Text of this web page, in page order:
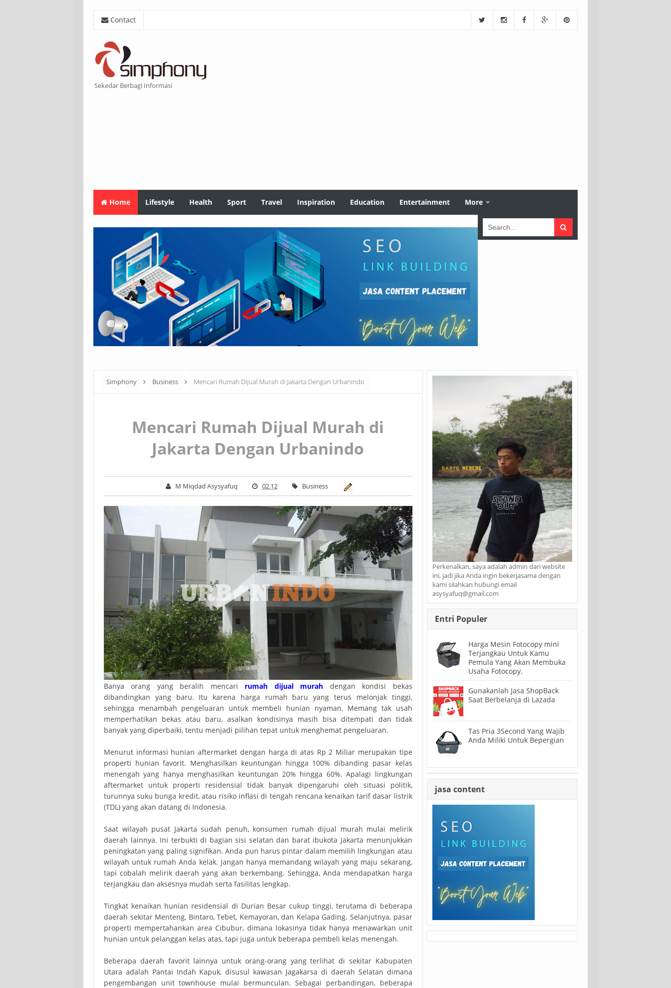
Contact
Sekedar Berbagi Informasi
Home Lifestyle Health Sport Travel Inspiration Education Entertainment More
Simphony Business Mencari Rumah Dijual Murah di Jakarta Dengan Urbanindo
Mencari Rumah Dijual Murah di
Jakarta Dengan Urbanindo
M Miqdad Asysyafuq 02.12 Business
Banya orang yang beralih mencari rumah dijual murah dengan kondisi bekas
dibandingkan yang baru. Itu karena harga rumah baru yang terus melonjak tinggi,
sehingga menambah pengeluaran untuk membeli hunian nyaman. Memang tak usah
memperhatikan bekas atau baru, asalkan kondisinya masih bisa ditempati dan tidak
banyak yang diperbaiki, tentu menjadi pilihan tepat untuk menghemat pengeluaran.
Menurut informasi hunian aftermarket dengan harga di atas Rp 2 Miliar merupakan tipe
properti hunian favorit. Menghasilkan keuntungan hingga 100% dibanding pasar kelas
menengah yang hanya menghasilkan keuntungan 20% hingga 60%. Apalagi lingkungan
aftermarket untuk properti residensial tidak banyak dipengaruhi oleh situasi politik,
turunnya suku bunga kredit, atau risiko inflasi di tengah rencana kenaikan tarif dasar listrik
(TDL) yang akan datang di Indonesia.
Saat wilayah pusat Jakarta sudah penuh, konsumen rumah dijual murah mulai melirik
daerah lainnya. Ini terbukti di bagian sisi selatan dan barat ibukota Jakarta menunjukkan
peningkatan yang paling signifikan. Anda pun harus pintar dalam memilih lingkungan atau
wilayah untuk rumah Anda kelak. Jangan hanya memandang wilayah yang maju sekarang,
tapi cobalah melirik daerah yang akan berkembang. Sehingga, Anda mendapatkan harga
terjangkau dan aksesnya mudah serta fasilitas lengkap.
Tingkat kenaikan hunian residensial di Durian Besar cukup tinggi, terutama di beberapa
daerah sekitar Menteng, Bintaro, Tebet, Kemayoran, dan Kelapa Gading. Selanjutnya, pasar
properti mempertahankan area Cibubur, dimana lokasinya tidak hanya menawarkan unit
hunian untuk pelanggan kelas atas, tapi juga untuk beberapa pembeli kelas menengah.
Beberapa daerah favorit lainnya untuk orang-orang yang terlihat di sekitar Kabupaten
Utara adalah Pantai Indah Kapuk, disusul kawasan Jagakarsa di daerah Selatan dimana
pengembangan unit townhouse mulai bermunculan. Sebagai perbandingan, beberapa
Perkenalkan, saya adalah admin dari website
ini, jadi jika Anda ingin bekerjasama dengan
kami silahkan hubungi email
asysyafuq@gmail.com
Entri Populer
Harga Mesin Fotocopy mini
Terjangkau Untuk Kamu
Pemula Yang Akan Membuka
Usaha Fotocopy.
Gunakanlah Jasa ShopBack
Saat Berbelanja di Lazada
Tas Pria 3Second Yang Wajib
Anda Miliki Untuk Bepergian
jasa content